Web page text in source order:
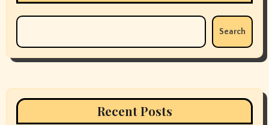
Search
Recent Posts